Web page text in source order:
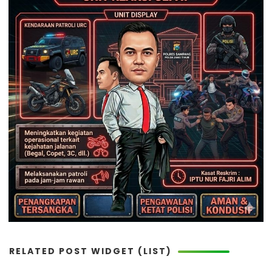
RELATED POST WIDGET (LIST)